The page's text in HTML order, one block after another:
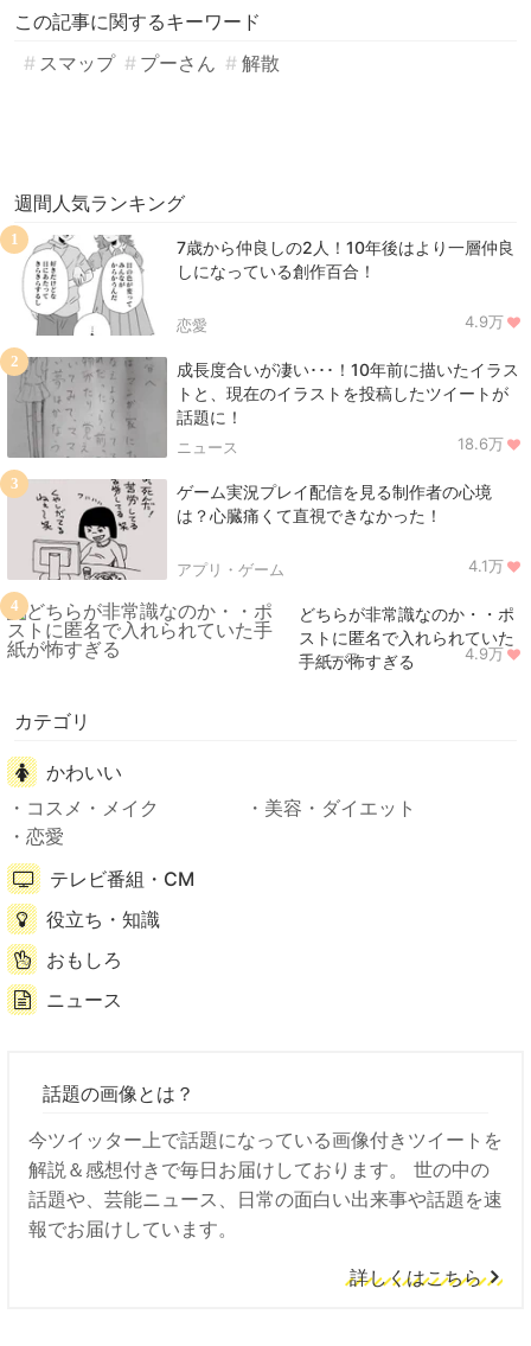
この記事に関するキーワード
スマップ
プーさん 解散
週間人気ランキング
7歳から仲良しの2人！10年後はより一層仲良
しになっている創作百合！
恋愛 4.9万
1
成長度合いが凄い･･･！10年前に描いたイラス
トと、現在のイラストを投稿したツイートが
話題に！
ニュース 18.6万
2
ゲーム実況プレイ配信を見る制作者の心境
は？心臓痛くて直視できなかった！
アプリ・ゲーム 4.1万
3
どちらが非常識なのか・・ポ
ストに匿名で入れられていた
手紙が怖すぎる
ニュース 4.9万
4
カテゴリ
かわいい
コスメ・メイク
美容・ダイエット
恋愛
テレビ番組・CM
役立ち・知識
おもしろ
ニュース
話題の画像とは？
今ツイッター上で話題になっている画像付きツイートを
解説＆感想付きで毎日お届けしております。 世の中の
話題や、芸能ニュース、日常の面白い出来事や話題を速
報でお届けしています。
詳しくはこちら